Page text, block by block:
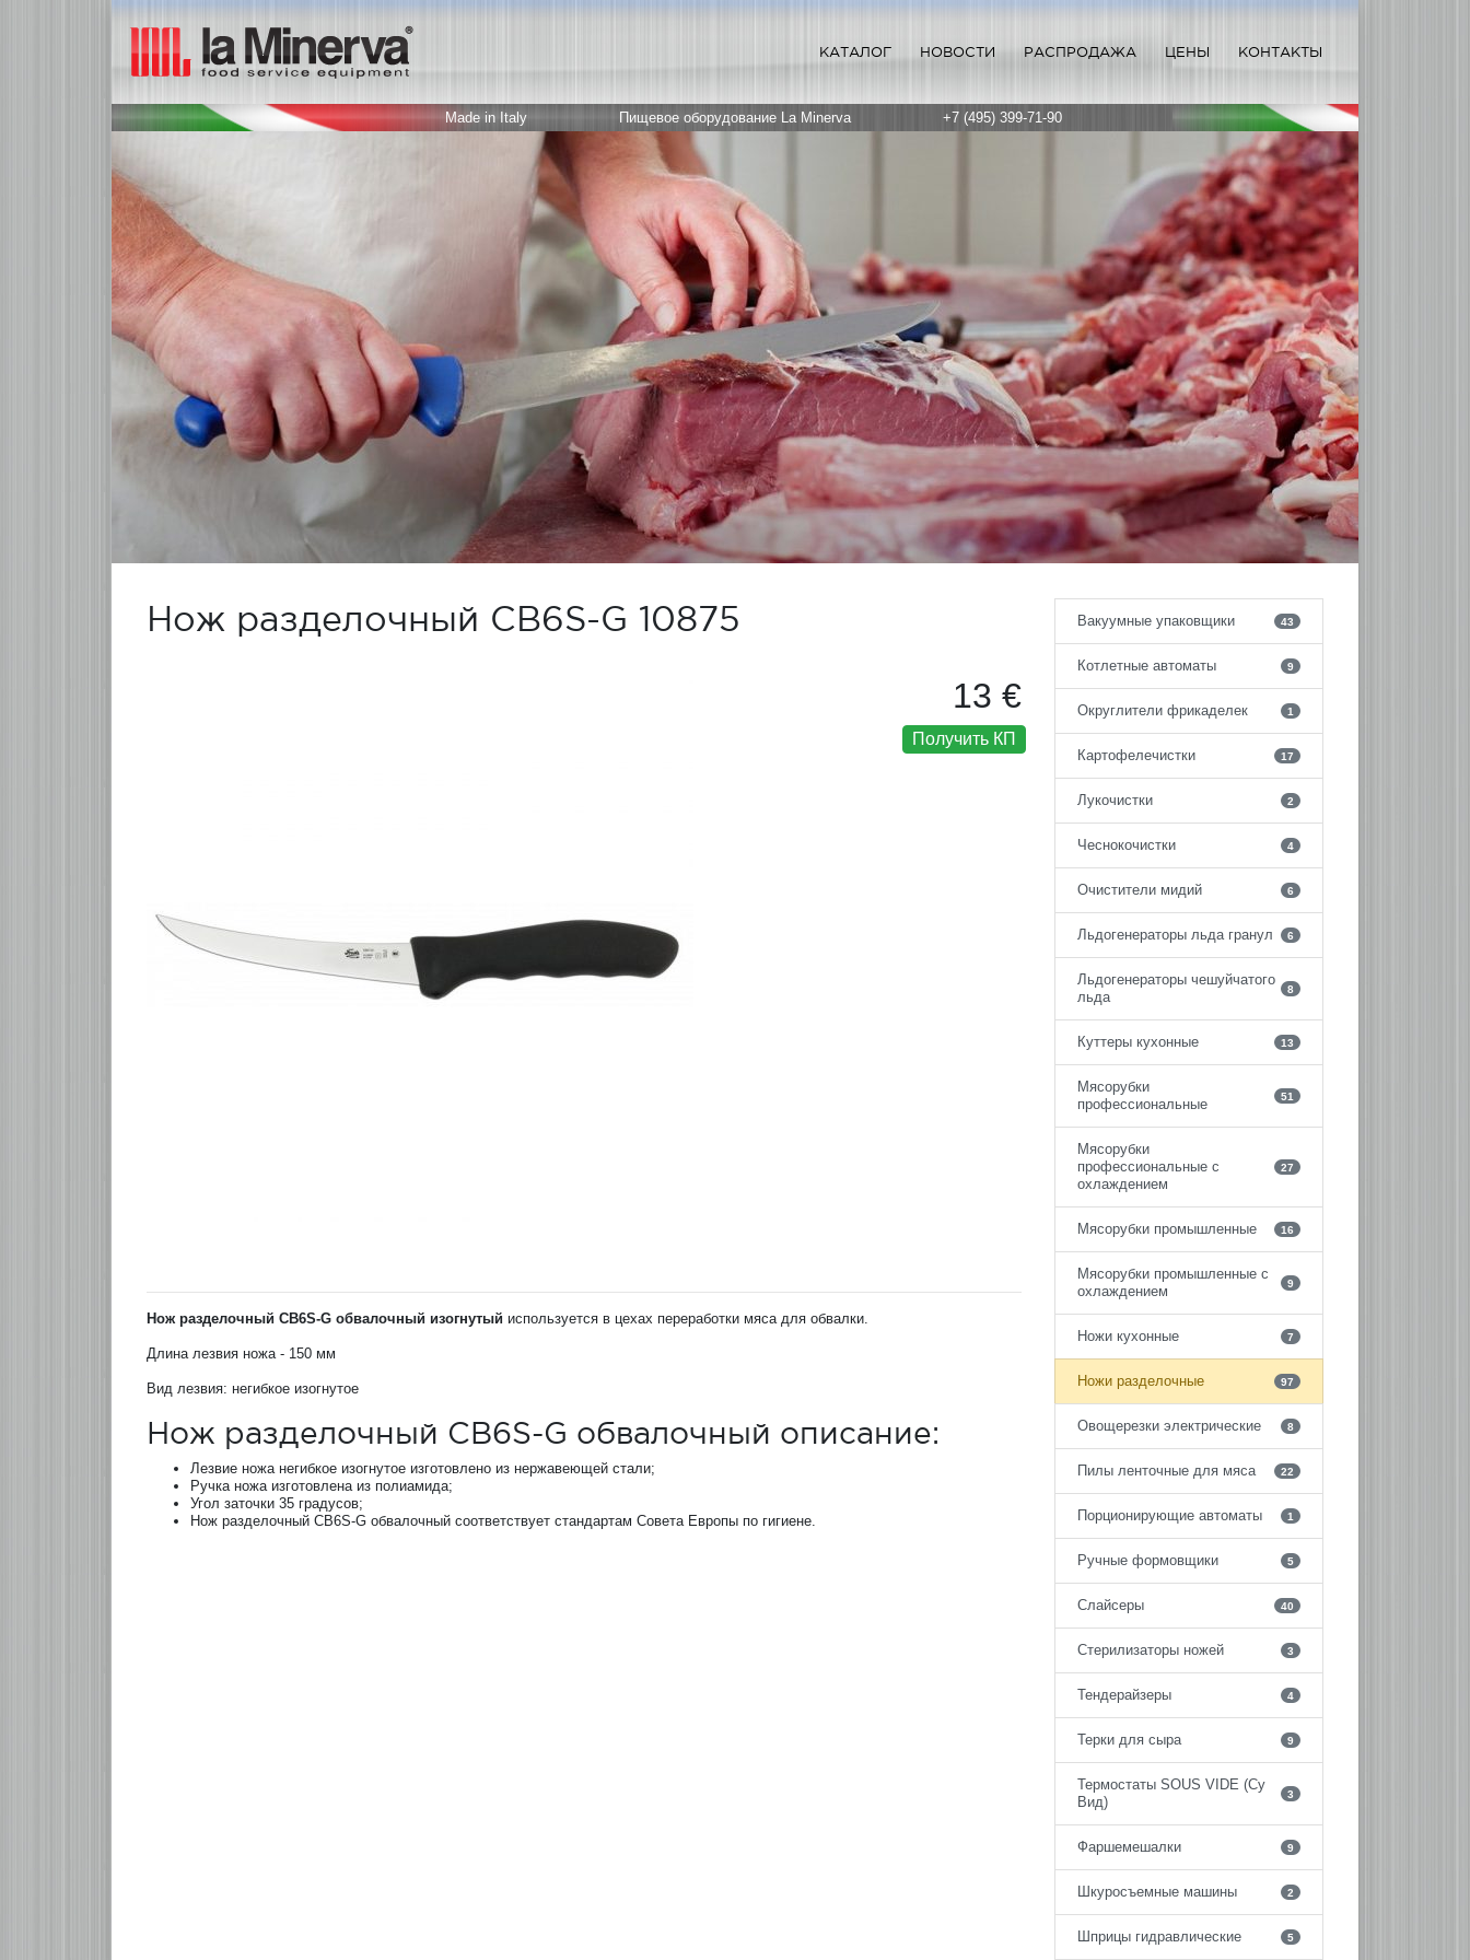
КАТАЛОГ НОВОСТИ РАСПРОДАЖА ЦЕНЫ КОНТАКТЫ
Made in Italy Пищевое оборудование La Minerva +7 (495) 399-71-90
Нож разделочный CB6S-G 10875
13 €
Получить КП
Нож разделочный CB6S-G обвалочный изогнутый используется в цехах переработки мяса для обвалки.
Длина лезвия ножа - 150 мм
Вид лезвия: негибкое изогнутое
Нож разделочный CB6S-G обвалочный описание:
Лезвие ножа негибкое изогнутое изготовлено из нержавеющей стали;
Ручка ножа изготовлена из полиамида;
Угол заточки 35 градусов;
Нож разделочный CB6S-G обвалочный соответствует стандартам Совета Европы по гигиене.
Вакуумные упаковщики 43
Котлетные автоматы 9
Округлители фрикаделек 1
Картофелечистки 17
Лукочистки 2
Чеснокочистки 4
Очистители мидий 6
Льдогенераторы льда гранул 6
Льдогенераторы чешуйчатого
льда
8
Куттеры кухонные 13
Мясорубки
профессиональные
51
Мясорубки
профессиональные с
охлаждением
27
Мясорубки промышленные 16
Мясорубки промышленные с
охлаждением
9
Ножи кухонные 7
Ножи разделочные 97
Овощерезки электрические 8
Пилы ленточные для мяса 22
Порционирующие автоматы 1
Ручные формовщики 5
Слайсеры 40
Стерилизаторы ножей 3
Тендерайзеры 4
Терки для сыра 9
Термостаты SOUS VIDE (Су
Вид)
3
Фаршемешалки 9
Шкуросъемные машины 2
Шприцы гидравлические 5